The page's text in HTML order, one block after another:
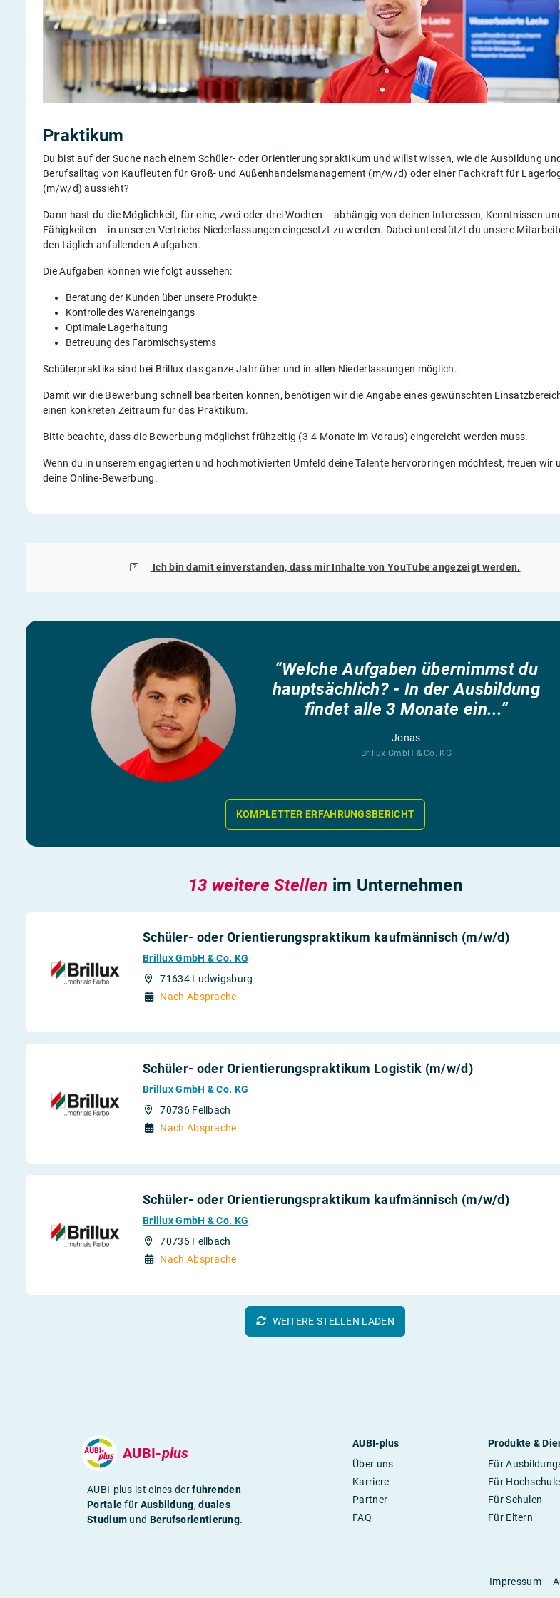
Praktikum
Du bist auf der Suche nach einem Schüler- oder Orientierungspraktikum und willst wissen, wie die Ausbildung
Berufsalltag von Kaufleuten für Groß- und Außenhandelsmanagement (m/w/d) oder einer Fachkraft für
(m/w/d) aussieht?
Dann hast du die Möglichkeit, für eine, zwei oder drei Wochen – abhängig von deinen Interessen, Kenntnissen
Fähigkeiten – in unseren Vertriebs-Niederlassungen eingesetzt zu werden. Dabei unterstützt du unsere
den täglich anfallenden Aufgaben.
Die Aufgaben können wie folgt aussehen:
Beratung der Kunden über unsere Produkte
Kontrolle des Wareneingangs
Optimale Lagerhaltung
Betreuung des Farbmischsystems
Schülerpraktika sind bei Brillux das ganze Jahr über und in allen Niederlassungen möglich.
Damit wir die Bewerbung schnell bearbeiten können, benötigen wir die Angabe eines gewünschten
einen konkreten Zeitraum für das Praktikum.
Bitte beachte, dass die Bewerbung möglichst frühzeitig (3-4 Monate im Voraus) eingereicht werden muss.
Wenn du in unserem engagierten und hochmotivierten Umfeld deine Talente hervorbringen möchtest, freuen wir
deine Online-Bewerbung.
Ich bin damit einverstanden, dass mir Inhalte vonYouTubeangezeigt werden.
“Welche Aufgaben übernimmst du
hauptsächlich? - In der Ausbildung
findet alle 3 Monate ein...”
Jonas
Brillux GmbH & Co. KG
KOMPLETTER ERFAHRUNGSBERICHT
13 weitere Stellen im Unternehmen
Schüler- oder Orientierungspraktikum kaufmännisch (m/w/d)
Brillux GmbH & Co. KG
71634 Ludwigsburg
Nach Absprache
Schüler- oder Orientierungspraktikum Logistik (m/w/d)
Brillux GmbH & Co. KG
70736 Fellbach
Nach Absprache
Schüler- oder Orientierungspraktikum kaufmännisch (m/w/d)
Brillux GmbH & Co. KG
70736 Fellbach
Nach Absprache
WEITERE STELLEN LADEN
AUBI-plus
AUBI-plus ist eines derführenden
Portalefür Ausbildung,duales
Studium und Berufsorientierung.
AUBI-plus
Über uns
Karriere
Partner
FAQ
Produkte &
Für
Für
Für Schulen
Für Eltern
Impressum